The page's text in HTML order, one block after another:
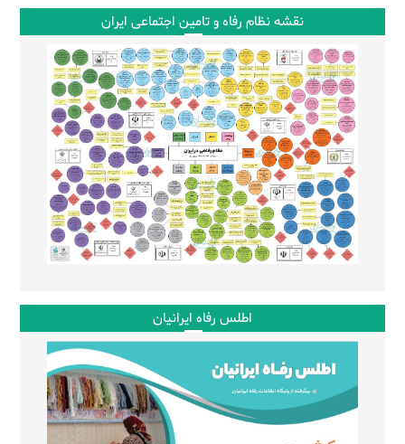
نقشه نظام رفاه و تامین اجتماعی ایران
اطلس رفاه ایرانیان